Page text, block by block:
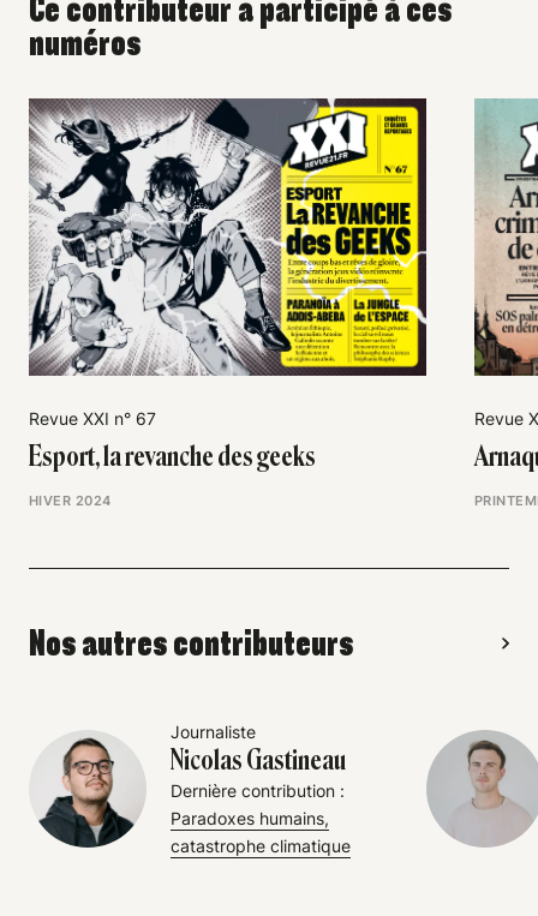
Ce contributeur a participé à ces
numéros
Revue XXI n° 67
Esport, la revanche des geeks
HIVER 2024
Revue
Nos autres contributeurs
Journaliste
Nicolas Gastineau
Dernière contribution :
Paradoxes humains,
catastrophe climatique